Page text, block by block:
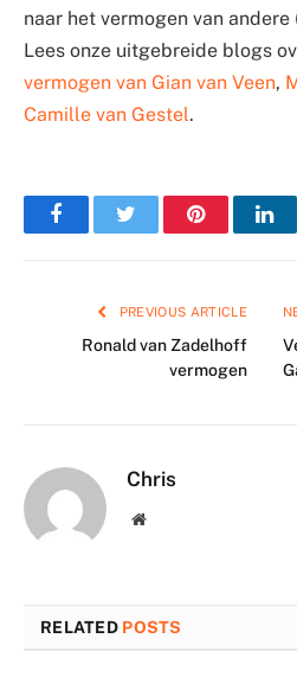
naar het vermogen van
Lees onze uitgebreide blogs
vermogen van Gian van Veen,
Camille van Gestel.
FacebookTwitter Pinterest
PREVIOUS ARTICLE
Ronald van Zadelhoff
vermogen
Chris
Website
RELATED POSTS